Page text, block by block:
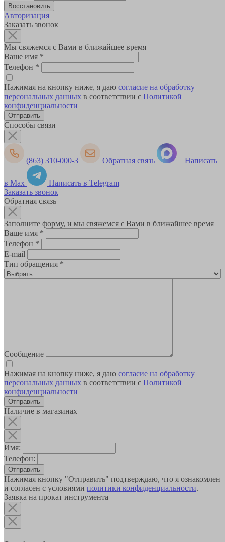
Авторизация
Заказать звонок
Мы свяжемся с Вами в ближайшее время
Ваше имя *
Телефон *
Нажимая на кнопку ниже, я даю согласие на обработку
персональных данных в соответствии с Политикой
конфиденциальности
Способы связи
(863) 310-000-3 Обратная связь Написать
в Max
Написать в Telegram
Заказать звонок
Обратная связь
Заполните форму, и мы свяжемся с Вами в ближайшее время
Ваше имя *
Телефон *
E-mail
Тип обращения *
Сообщение
Нажимая на кнопку ниже, я даю согласие на обработку
персональных данных в соответствии с Политикой
конфиденциальности
Наличие в магазинах
Имя:
Телефон:
Отправить
Нажимая кнопку "Отправить" подтверждаю, что я ознакомлен
и согласен с условиями политики конфиденциальности.
Заявка на прокат инструмента